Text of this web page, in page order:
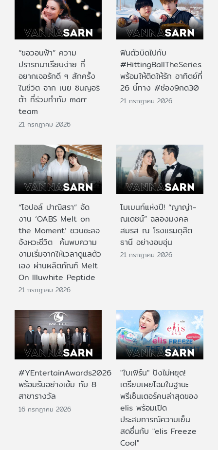
“ขอวอนฟ้า” ความ
ปรารถนาเรียบง่าย ที่
อยากเจอรักดี ๆ สักครั้ง
ในชีวิต จาก เนย ซินญอริ
ต้า ที่ร่วมทำกับ marr
team
21 กรกฎาคม 2026
ฟินตัวบิดไปกับ
#HittingBallTheSeries
พร้อมให้ติดให้รัก อาทิตย์ที่
26 นี้ทาง #ช่อง9กด30
21 กรกฎาคม 2026
“โอปอล์ ปาณิสรา” จัด
งาน ‘OABS Melt on
the Moment’ ชวนชะลอ
จังหวะชีวิต ค้นพบความ
งามเริ่มจากให้เวลาดูแลตัว
เอง ผ่านผลิตภัณฑ์ Melt
On Illuwhite Peptide
21 กรกฎาคม 2026
โมเมนท์แห่งปี! “ญาญ่า-
ณเดชน์” ฉลองมงคล
สมรส ณ โรงแรมดุสิต
ธานี อย่างอบอุ่น
21 กรกฎาคม 2026
#YEntertainAwards2026
พร้อมรันอย่างเข้ม กับ 8
สาขารางวัล
16 กรกฎาคม 2026
"ใบเฟิร์น" ปังไม่หยุด!
เตรียมเผยโฉมในฐานะ
พรีเซ็นเตอร์คนล่าสุดของ
elis พร้อมเปิด
ประสบการณ์ความเย็น
สดชื่นกับ "elis Freeze
Cool"